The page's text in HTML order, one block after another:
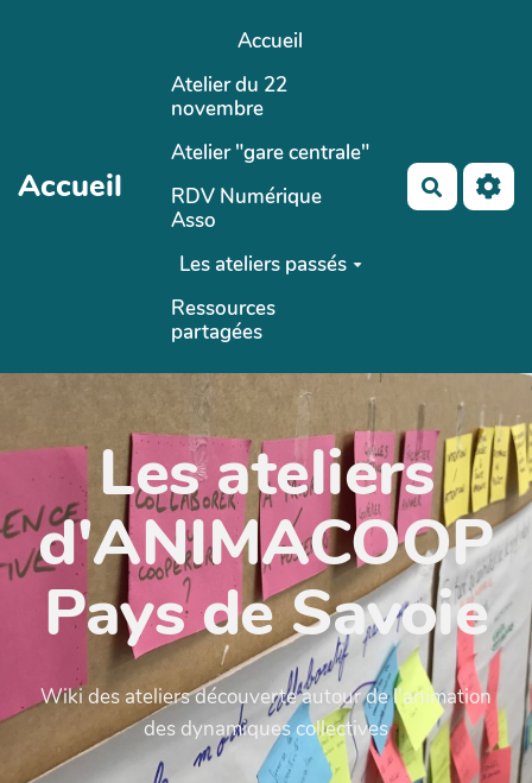
Aller au contenu principal
Accueil
Accueil
Atelier du 22
novembre
Atelier "gare centrale"
RDV Numérique
Asso
Les ateliers passés
Ressources
partagées
Les ateliers
d'ANIMACOOP
Pays de Savoie
Wiki des ateliers découverte autour de l'animation
des dynamiques collectives